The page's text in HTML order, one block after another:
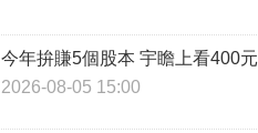
今年拚賺5個股本 宇瞻上看400元
2026-08-05 15:00